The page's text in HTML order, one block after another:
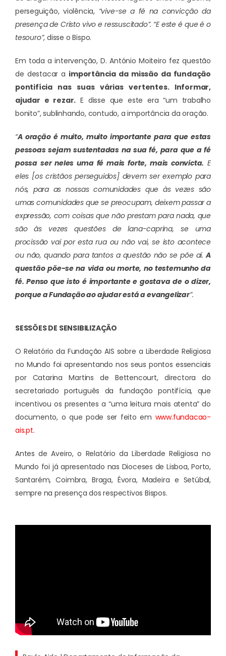
perseguição, violência, “vive-se a fé na convicção da
presença de Cristo vivo e ressuscitado”. “E este é que é o
tesouro”, disse o Bispo.
Em toda a intervenção, D. António Moiteiro fez questão
de destacar a importância da missão da fundação
pontifícia nas suas várias vertentes. Informar,
ajudar e rezar. E disse que este era “um trabalho
bonito”, sublinhando, contudo, a importância da oração.
“A oração é muito, muito importante para que estas
pessoas sejam sustentadas na sua fé, para que a fé
possa ser neles uma fé mais forte, mais convicta. E
eles [os cristãos perseguidos] devem ser exemplo para
nós, para as nossas comunidades que às vezes são
umas comunidades que se preocupam, deixem passar a
expressão, com coisas que não prestam para nada, que
são às vezes questões de lana-caprina, se uma
procissão vai por esta rua ou não vai, se isto acontece
ou não, quando para tantos a questão não se põe aí.A
questão põe-se na vida ou morte, no testemunho da
fé. Penso que isto é importante e gostava de o dizer,
porque a Fundação ao ajudar está a evangelizar”.
SESSÕES DE SENSIBILIZAÇÃO
O Relatório da Fundação AIS sobre a Liberdade Religiosa
no Mundo foi apresentando nos seus pontos essenciais
por Catarina Martins de Bettencourt, directora do
secretariado português da fundação pontifícia, que
incentivou os presentes a “uma leitura mais atenta” do
documento, o que pode ser feito em www.fundacao-
ais.pt.
Antes de Aveiro, o Relatório da Liberdade Religiosa no
Mundo foi já apresentado nas Dioceses de Lisboa, Porto,
Santarém, Coimbra, Braga, Évora, Madeira e Setúbal,
sempre na presença dos respectivos Bispos.